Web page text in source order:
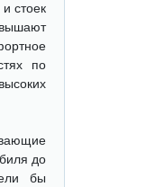
стоек
по
до
бы